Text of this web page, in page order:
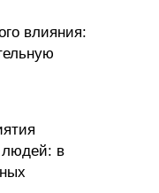
влияния:
людей: в